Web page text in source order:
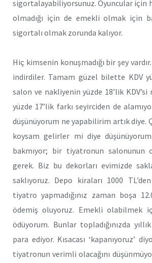
sigortalayabiliyorsunuz. Oyuncular için
olmadığı için de emekli olmak için
sigortalı olmak zorunda kalıyor.
Hiç kimsenin konuşmadığı bir şey vardır.
indirdiler. Tamam güzel bilette KDV
salon ve nakliyenin yüzde 18’lik KDV’si
yüzde 17’lik farkı seyirciden de
düşünüyorum ne yapabilirim artık diye.
koysam gelirler mi diye
bakmıyor; bir tiyatronun salonunun
gerek. Biz bu dekorları evimizde
saklıyoruz. Depo kiraları 1000
tiyatro yapmadığınız zaman boşa
ödemiş oluyoruz. Emekli olabilmek
ödüyorum. Bunlar topladığınızda
para ediyor. Kısacası ‘kapanıyoruz’
tiyatronun verimli olacağını